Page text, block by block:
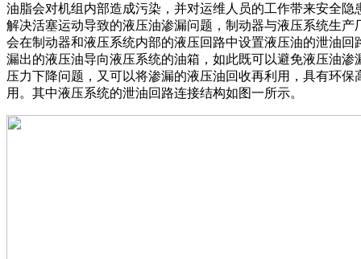
油脂会对机组内部造成污染，并对运维人员的工作带来安全隐
解决活塞运动导致的液压油渗漏问题，制动器与液压系统生产
会在制动器和液压系统内部的液压回路中设置液压油的泄油回
漏出的液压油导向液压系统的油箱，如此既可以避免液压油渗
压力下降问题，又可以将渗漏的液压油回收再利用，具有环保
用。其中液压系统的泄油回路连接结构如图一所示。